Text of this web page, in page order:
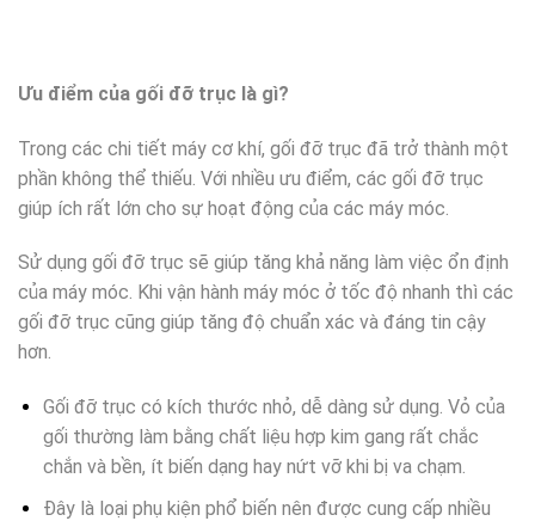
Ưu điểm của gối đỡ trục là gì?
Trong các chi tiết máy cơ khí, gối đỡ trục đã trở thành một
phần không thể thiếu. Với nhiều ưu điểm, các gối đỡ trục
giúp ích rất lớn cho sự hoạt động của các máy móc.
Sử dụng gối đỡ trục sẽ giúp tăng khả năng làm việc ổn định
của máy móc. Khi vận hành máy móc ở tốc độ nhanh thì các
gối đỡ trục cũng giúp tăng độ chuẩn xác và đáng tin cậy
hơn.
Gối đỡ trục có kích thước nhỏ, dễ dàng sử dụng. Vỏ của
gối thường làm bằng chất liệu hợp kim gang rất chắc
chắn và bền, ít biến dạng hay nứt vỡ khi bị va chạm.
Đây là loại phụ kiện phổ biến nên được cung cấp nhiều